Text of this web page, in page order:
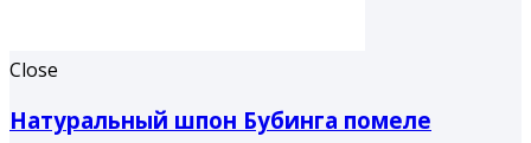
Close
Натуральный шпон Бубинга помеле